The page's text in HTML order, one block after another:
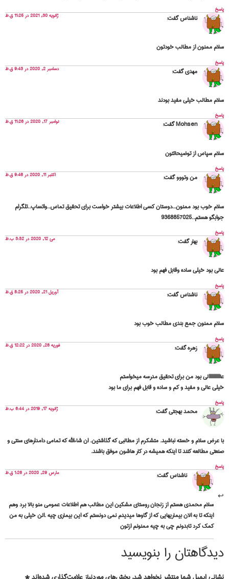
پاسخ
ناشناسگفت: ژانویه 30, 2021 در 11:25 ق.ظ
سلام ممنون از مطالب خودتون
پاسخ
مهدیگفت: دسامبر 2, 2020 در 9:43 ق.ظ
سلام مطالب خیلی مفید بودند
پاسخ
Mohsenگفت: نوامبر 17, 2020 در 11:26 ق.ظ
سلام سپاس از توضیحاتتون
پاسخ
من وتوووگفت: اکتبر 11, 2020 در 9:46 ق.ظ
سلام خوب بود ممنون…دوستان کسی اطلاعات بیشتر خواست برای تحقیق تماس..واتساپ..تلگرام
جوابگو هستم..9368857025
پاسخ
بهارگفت: می 12, 2020 در 3:32 ب.ظ
عالی بود خیلی ساده وقابل فهم بود
پاسخ
ناشناسگفت: آوریل 21, 2020 در 8:25 ق.ظ
سلام ممنون جمع بندی مطالب خوب بود
پاسخ
زهرهگفت: فوریه 28, 2020 در 12:22 ق.ظ
عاااااااااااالی بود من برای تحقیق مدرسه میخواستم
خیلی عالی و مفید و کم و ساده و قابل فهم برای ما بود
پاسخ
محمد بهجتیگفت: ژانویه 17, 2019 در 6:44 ب.ظ
با عرض سلام و خسته نباشید. متشکرم از مطالبی که گذاشتین. ان شاءالله که تمامی دامدارهای سنتی و
صنعتی مطالعه کنند تا اینکه همیشه در کار هاشون موفق باشند.
پاسخ
ناشناسگفت: مارس 29, 2020 در 1:26 ق.ظ
سلام محمدی هستم از زنجان روستای مشکین این مطالب هم اطلاعات عمومی منو بالا برد وهم
اینکه تا به الان بیماریهایی که از گاوها میدیدم نمی دونستم که این بیماری چیه .الن خیلی به من
کمک کرد تابدونم چی به چیه ممنونم ازتون
دیدگاهتان را بنویسید